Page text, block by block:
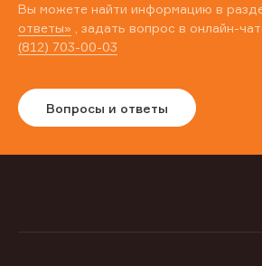
Вы можете найти информацию в
ответы» , задать вопрос в онлайн-
(812) 703-00-03
Вопросы и ответы